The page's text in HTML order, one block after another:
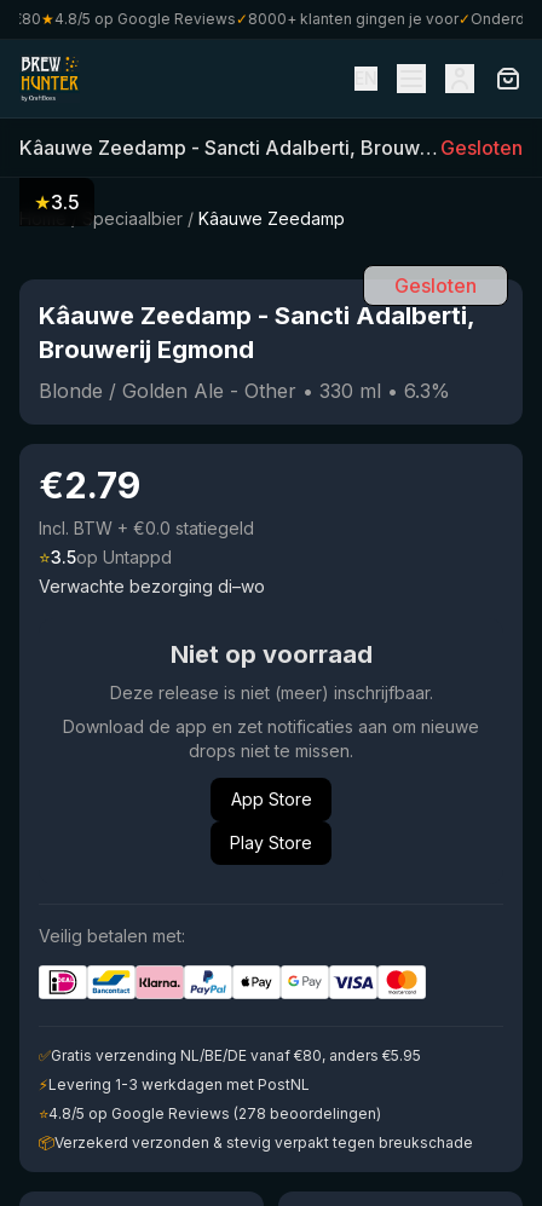
★4.8/5 op Google Reviews✓8000+ klanten gingen je voor✓Onderdeel
Kâauwe Zeedamp - Sancti Adalberti, Brouwerij Egmond Gesloten
Speciaalbier / Kâauwe Zeedamp
★3.5
Gesloten
Kâauwe Zeedamp - Sancti Adalberti,
Brouwerij Egmond
Blonde / Golden Ale - Other • 330 ml • 6.3%
€2.79
Incl. BTW + €0.0 statiegeld
⭐3.5op Untappd
Verwachte bezorging di–wo
Niet op voorraad
Deze release is niet (meer) inschrijfbaar.
Download de app en zet notificaties aan om nieuwe
drops niet te missen.
App Store
Play Store
Veilig betalen met:
✅Gratis verzending NL/BE/DE vanaf €80, anders €5.95
⚡Levering 1-3 werkdagen met PostNL
⭐4.8/5 op Google Reviews (278 beoordelingen)
📦Verzekerd verzonden & stevig verpakt tegen breukschade